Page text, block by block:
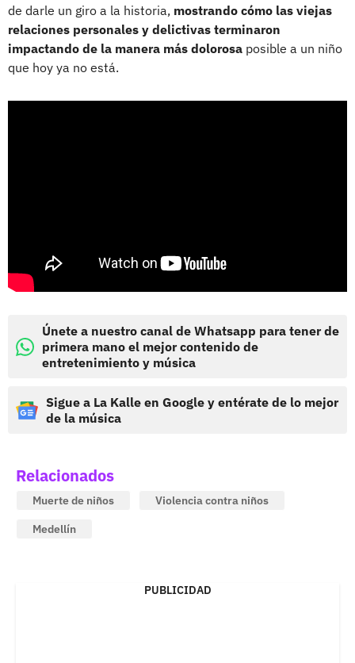
de darle un giro a la historia, mostrando cómo las viejas
relaciones personales y delictivas terminaron
impactando de la manera más dolorosa posible a un niño
que hoy ya no está.
Únete a nuestro canal de Whatsapp para tener de
primera mano el mejor contenido de
entretenimiento y música
Sigue a La Kalle en Google y entérate de lo mejor
de la música
Relacionados
Muerte de niños
Violencia contra niños
Medellín
PUBLICIDAD